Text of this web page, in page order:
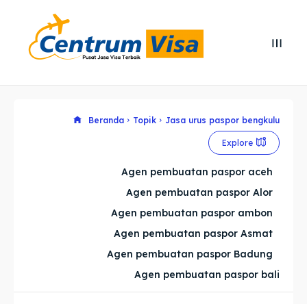
Cari
Cari
Explore our destinations
Explore our destinations
Beranda Topik Jasa urus paspor bengkulu
Explore
Agen pembuatan paspor aceh
Agen pembuatan paspor Alor
Agen pembuatan paspor ambon
Agen pembuatan paspor Asmat
Agen pembuatan paspor Badung
Agen pembuatan paspor bali